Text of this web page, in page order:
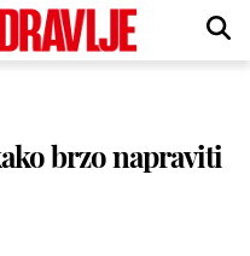
brzo napraviti